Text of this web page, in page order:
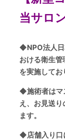
当サロ
◆NPO法人
おける衛生
を実施してお
◆施術者は
え、お見送
ます。
◆店舗入り